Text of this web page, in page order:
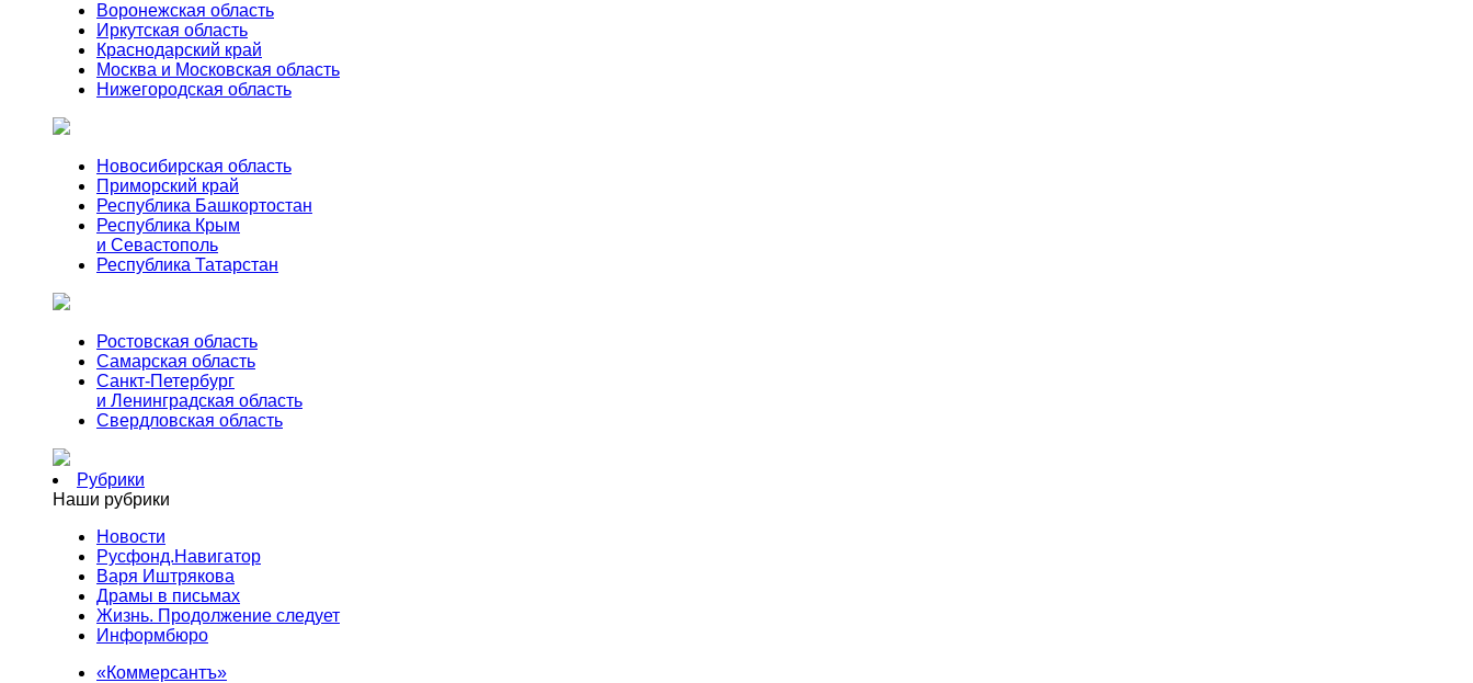
Воронежская область
Иркутская область
Краснодарский край
Москва и Московская область
Нижегородская область
Новосибирская область
Приморский край
Республика Башкортостан
Республика Крым
и Севастополь
Республика Татарстан
Ростовская область
Самарская область
Санкт-Петербург
и Ленинградская область
Свердловская область
Рубрики
Наши рубрики
Новости
Русфонд.Навигатор
Варя Иштрякова
Драмы в письмах
Жизнь. Продолжение следует
Информбюро
«Коммерсантъ»